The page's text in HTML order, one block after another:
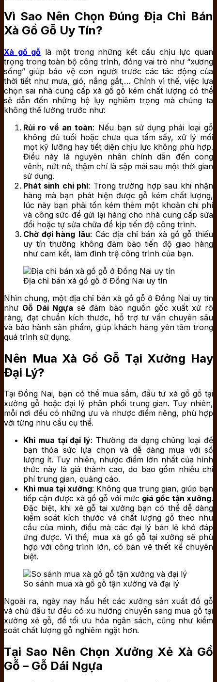
Vì Sao Nên Chọn Đúng Địa Chỉ Bán
Xà Gồ Gỗ Uy Tín?
Xà gồ gỗ là một trong những kết cấu chịu lực quan
trọng trong toàn bộ công trình, đóng vai trò như “xương
sống” giúp bảo vệ con người trước các tác động của
thời tiết như mưa, gió, nắng gắt,… Chính vì thế, việc lựa
chọn sai nhà cung cấp xà gồ gỗ kém chất lượng có thể
sẽ dẫn đến những hệ lụy nghiêm trọng mà chúng ta
không thể lường trước như:
Rủi ro về an toàn: Nếu bạn sử dụng phải loại gỗ
không đủ tuổi hoặc chưa qua tẩm sấy, xử lý mối
mọt kỹ lưỡng hay tiết diện chịu lực không phù hợp.
Điều này là nguyên nhân chính dẫn đến cong
vênh, nứt nẻ, thậm chí là sập mái sau một thời gian
sử dụng.
Phát sinh chi phí: Trong trường hợp sau khi nhận
hàng mà bạn phát hiện được gỗ kém chất lượng,
lúc này bạn phải tốn kém thêm một khoản chi phí
và công sức để gửi lại hàng cho nhà cung cấp sửa
đổi hoặc tự sửa chữa để kịp tiến độ công trình.
Chờ đợi hàng lâu: Các địa chỉ bán xà gồ gỗ thiếu
uy tín thường không đảm bảo tiến độ giao hàng
như cam kết, làm đình trệ công trình của bạn.
Địa chỉ bán xà gồ gỗ ở Đồng Nai uy tín
Nhìn chung, một địa chỉ bán xà gồ gỗ ở Đồng Nai uy tín
như Gỗ Dái Ngựa sẽ đảm bảo nguồn gốc xuất xứ rõ
ràng, đạt chuẩn kích thước, hỗ trợ tư vấn chuyên sâu
và bảo hành sản phẩm, giúp khách hàng yên tâm trong
quá trình sử dụng.
Nên Mua Xà Gồ Gỗ Tại Xưởng Hay
Đại Lý?
Tại Đồng Nai, bạn có thể mua sắm, đầu tư xà gồ gỗ tại
xưởng gỗ hoặc đại lý phân phối trung gian. Tuy nhiên,
mỗi nơi đều có những ưu và nhược điểm riêng, phù hợp
với từng nhu cầu cụ thể.
Khi mua tại đại lý: Thường đa dạng chủng loại để
bạn thỏa sức lựa chọn và dễ dàng mua với số
lượng ít. Tuy nhiên, nhược điểm lớn nhất của hình
thức này là giá thành cao, do bao gồm nhiều chi
phí trung gian, quảng cáo.
Khi mua tại xưởng: Không qua trung gian, giúp bạn
tiếp cận được xà gồ gỗ với mức giá gốc tận xưởng.
Đặc biệt, khi xẻ gỗ tại xưởng bạn có thể dễ dàng
kiểm soát kích thước và chất lượng gỗ theo nhu
cầu của mình, điều mà các đại lý bán lẻ khó đáp
ứng được. Vì thế, mua xà gồ gỗ tại xưởng sẽ phù
hợp với công trình lớn, có bản vẽ thiết kế chuyên
biệt.
So sánh mua xà gồ gỗ tận xưởng và đại lý
Ngoài ra, ngày nay hầu hết các xưởng sản xuất đồ gỗ
và chủ đầu tư đều có xu hướng chuyển sang mua gỗ tại
xưởng xẻ gỗ, để tối ưu hóa ngân sách, cũng như kiểm
soát chất lượng gỗ nghiêm ngặt hơn.
Tại Sao Nên Chọn Xưởng Xẻ Xà Gồ
Gỗ – Gỗ Dái Ngựa